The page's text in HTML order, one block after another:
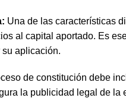
Una de las características
al capital aportado. Es
aplicación.
de constitución debe
la publicidad legal de